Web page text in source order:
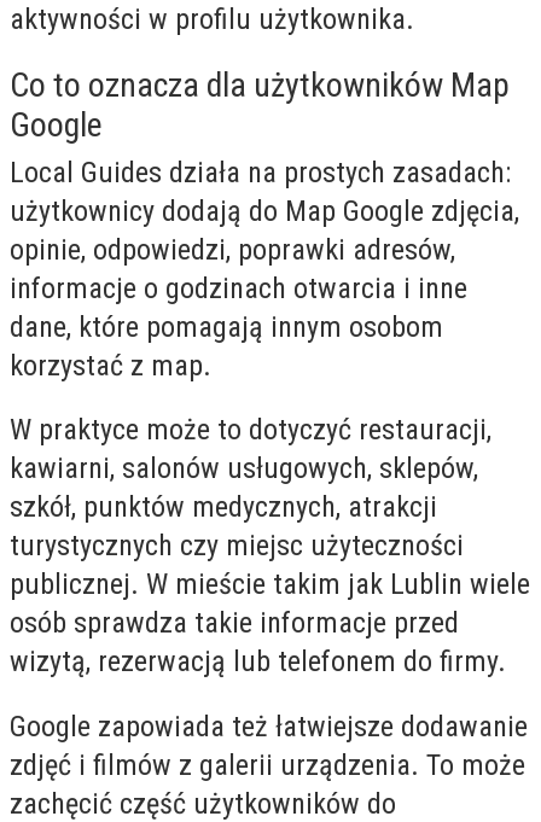
aktywności w profilu użytkownika.
Co to oznacza dla użytkowników Map
Google
Local Guides działa na prostych zasadach:
użytkownicy dodają do Map Google zdjęcia,
opinie, odpowiedzi, poprawki adresów,
informacje o godzinach otwarcia i inne
dane, które pomagają innym osobom
korzystać z map.
W praktyce może to dotyczyć restauracji,
kawiarni, salonów usługowych, sklepów,
szkół, punktów medycznych, atrakcji
turystycznych czy miejsc użyteczności
publicznej. W mieście takim jak Lublin wiele
osób sprawdza takie informacje przed
wizytą, rezerwacją lub telefonem do firmy.
Google zapowiada też łatwiejsze dodawanie
zdjęć i filmów z galerii urządzenia. To może
zachęcić część użytkowników do